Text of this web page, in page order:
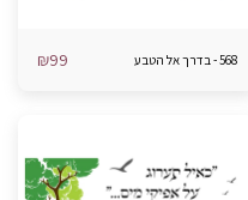
568 - בדרך אל הטבע ₪99